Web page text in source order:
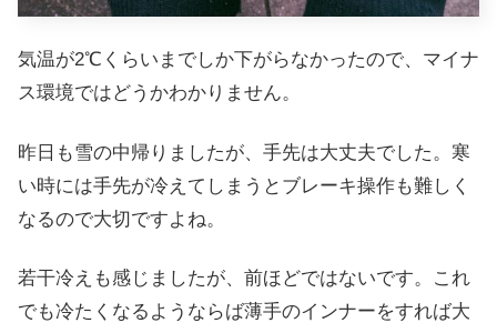
気温が2℃くらいまでしか下がらなかったので、マイナ
ス環境ではどうかわかりません。
昨日も雪の中帰りましたが、手先は大丈夫でした。寒
い時には手先が冷えてしまうとブレーキ操作も難しく
なるので大切ですよね。
若干冷えも感じましたが、前ほどではないです。これ
でも冷たくなるようならば薄手のインナーをすれば大